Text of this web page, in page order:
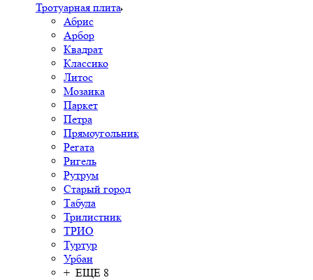
Тротуарная плита
Абрис
Арбор
Квадрат
Классико
Литос
Мозаика
Паркет
Петра
Прямоугольник
Регата
Ригель
Рутрум
Старый город
Табула
Трилистник
ТРИО
Туртур
Урбан
+ ЕЩЕ 8